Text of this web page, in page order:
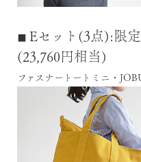
■ Eセット(3点):限
(23,760円相当)
ファスナートートミニ・